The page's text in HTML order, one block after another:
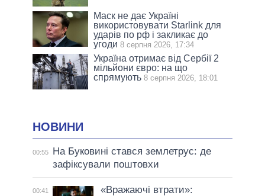
Маск не дає Україні
використовувати Starlink для
ударів по рф і закликає до
угоди 8 серпня 2026, 17:34
Україна отримає від Сербії 2
мільйони євро: на що
спрямують 8 серпня 2026, 18:01
НОВИНИ
00:55
На Буковині стався землетрус: де
зафіксували поштовхи
00:41
«Вражаючі втрати»: